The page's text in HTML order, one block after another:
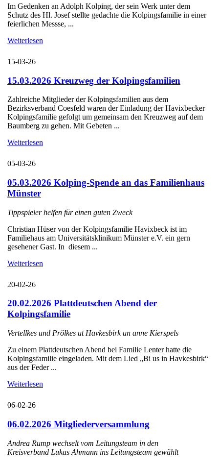
Im Gedenken an Adolph Kolping, der sein Werk unter dem
Schutz des Hl. Josef stellte gedachte die Kolpingsfamilie in einer
feierlichen Messse, ...
Weiterlesen
15-03-26
15.03.2026 Kreuzweg der Kolpingsfamilien
Zahlreiche Mitglieder der Kolpingsfamilien aus dem
Bezirksverband Coesfeld waren der Einladung der Havixbecker
Kolpingsfamilie gefolgt um gemeinsam den Kreuzweg auf dem
Baumberg zu gehen. Mit Gebeten ...
Weiterlesen
05-03-26
05.03.2026 Kolping-Spende an das Familienhaus
Münster
Tippspieler helfen für einen guten Zweck
Christian Hüser von der Kolpingsfamilie Havixbeck ist im
Familiehaus am Universitätsklinikum Münster e.V. ein gern
gesehener Gast. In diesem ...
Weiterlesen
20-02-26
20.02.2026 Plattdeutschen Abend der
Kolpingsfamilie
Vertellkes und Prölkes ut Havkesbirk un anne Kierspels
Zu einem Plattdeutschen Abend bei Familie Lenter hatte die
Kolpingsfamilie eingeladen. Mit dem Lied „Bi us in Havkesbirk“
aus der Feder ...
Weiterlesen
06-02-26
06.02.2026 Mitgliederversammlung
Andrea Rump wechselt vom Leitungsteam in den
Kreisverband Lukas Ahmann ins Leitungsteam gewählt